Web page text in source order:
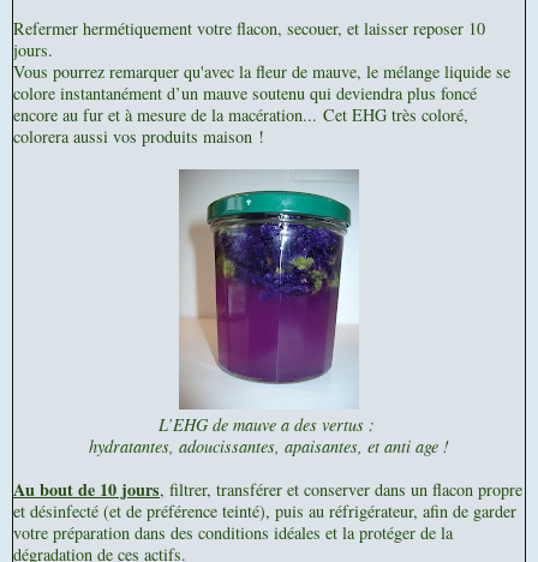
Refermer hermétiquement votre flacon, secouer, et laisser reposer 10
jours.
Vous pourrez remarquer qu'avec la fleur de mauve, le mélange liquide se
colore instantanément d’un mauve soutenu qui deviendra plus foncé
encore au fur et à mesure de la macération... Cet EHG très coloré,
colorera aussi vos produits maison !
L’EHG de mauve a des vertus :
hydratantes, adoucissantes, apaisantes, et anti age !
Au bout de 10 jours, filtrer, transférer et conserver dans un flacon propre
et désinfecté (et de préférence teinté), puis au réfrigérateur, afin de garder
votre préparation dans des conditions idéales et la protéger de la
dégradation de ces actifs.